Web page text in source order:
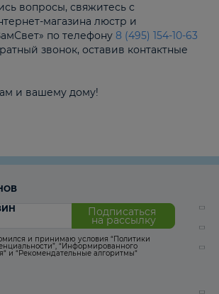
вопросы, свяжитесь с
магазина люстр и
по телефону 8 (495) 154-10-63
звонок, оставив контактные
и вашему дому!
Подписаться
на рассылку
и принимаю условия “Политики
, “Информированного
и “Рекомендательные алгоритмы“